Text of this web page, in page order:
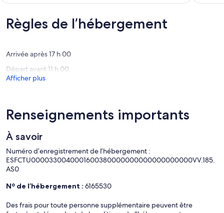
(28 avis)
Règles de l’hébergement
Arrivée après 17 h 00
Départ avant 11 h 00
Afficher plus
Renseignements importants
À savoir
Numéro d’enregistrement de l’hébergement :
ESFCTU0000330040001600380000000000000000000VV.185.
AS0
Nº de l’hébergement : 6165530
Des frais pour toute personne supplémentaire peuvent être